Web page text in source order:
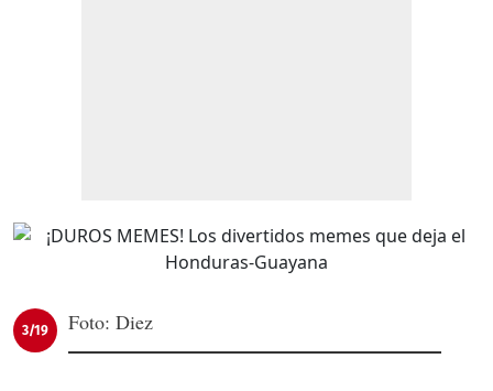
3/19 Foto: Diez